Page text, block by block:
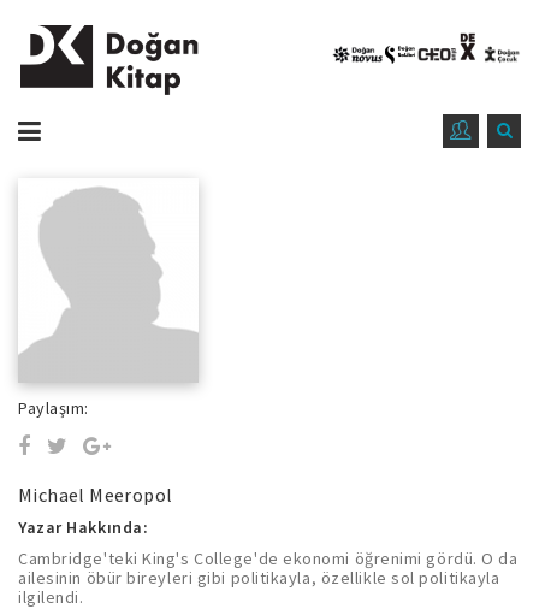
Paylaşım:
Michael Meeropol
Yazar Hakkında:
Cambridge'teki King's College'de ekonomi öğrenimi gördü. O da
ailesinin öbür bireyleri gibi politikayla, özellikle sol politikayla
ilgilendi.